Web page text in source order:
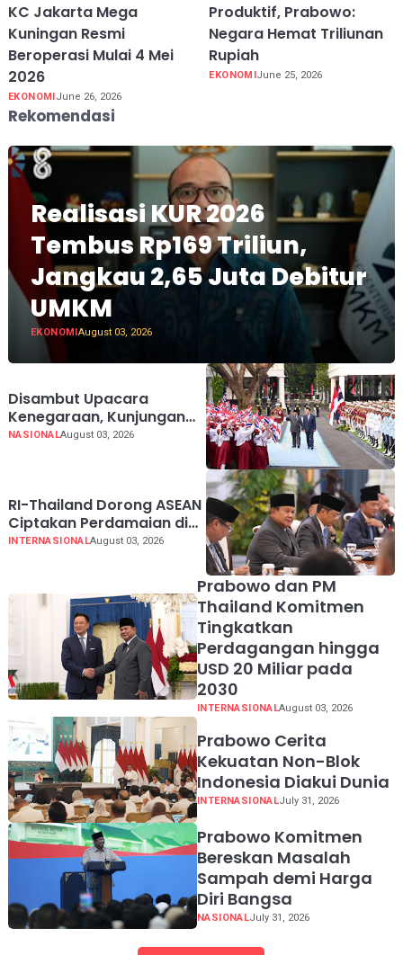
KC Jakarta Mega
Kuningan Resmi
Beroperasi Mulai 4 Mei
2026
EKONOMIJune 26, 2026
Produktif, Prabowo:
Negara Hemat Triliunan
Rupiah
EKONOMIJune 25, 2026
Rekomendasi
Realisasi KUR 2026
Tembus Rp169 Triliun,
Jangkau 2,65 Juta Debitur
UMKM
EKONOMIAugust 03, 2026
Disambut Upacara
Kenegaraan, Kunjungan
PM Anutin Charnvirakul
NASIONALAugust 03, 2026
RI-Thailand Dorong ASEAN
Ciptakan Perdamaian di
Myanmar Lewat
INTERNASIONALAugust 03, 2026
Prabowo dan PM
Thailand Komitmen
Tingkatkan
Perdagangan hingga
USD 20 Miliar pada
2030
INTERNASIONALAugust 03, 2026
Prabowo Cerita
Kekuatan Non-Blok
Indonesia Diakui Dunia
INTERNASIONALJuly 31, 2026
Prabowo Komitmen
Bereskan Masalah
Sampah demi Harga
Diri Bangsa
NASIONALJuly 31, 2026